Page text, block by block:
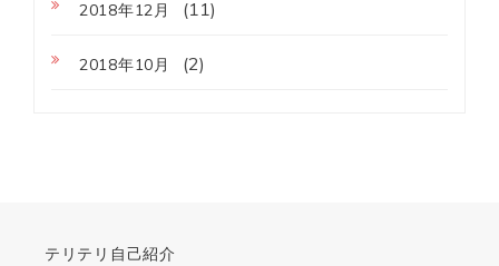
2018年12月 (11)
2018年10月 (2)
テリテリ自己紹介